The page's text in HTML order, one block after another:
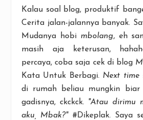
Kalau soal blog, produktif
Cerita jalan-jalannya banyak.
Mudanya hobi mbolang, eh
masih aja keterusan,
percaya, coba saja cek di blog
Kata Untuk Berbagi. Next time
di rumah beliau mungkin biar
gadisnya, ckckck.
"Atau dirimu
aku, Mbak?"#Dikeplak. Saya